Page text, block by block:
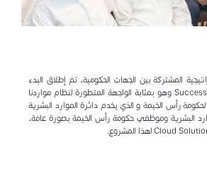
المشتركة بين الجهات الحكومية، تم إطلاق البدء
بأعمال مشروع Success Factors وهو بمثابة الواجهة المتطورة لنظام مواردنا
رأس الخيمة و الذي يخدم دائرة الموارد البشرية
البشرية وموظفي حكومة رأس الخيمة بصورة عامة،